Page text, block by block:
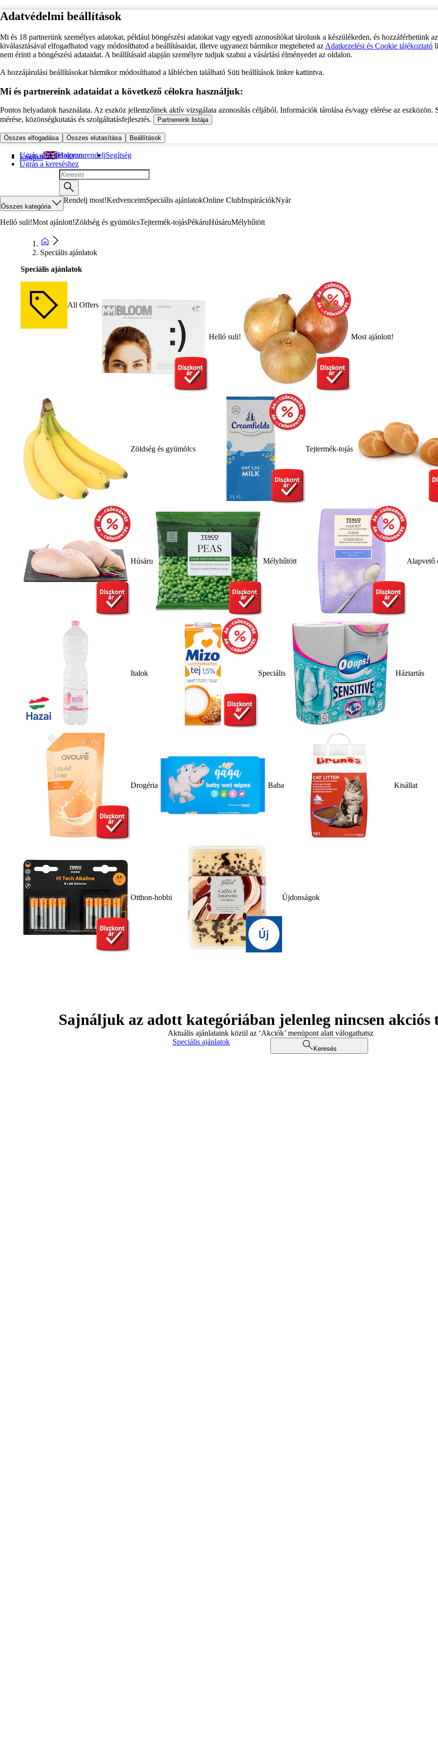
Adatvédelmi beállítások
Mi és 18 partnerünk személyes adatokat, például böngészési adatokat vagy egyedi azonosítókat tárolunk a készülékeden, és hozzáférhetünk
kiválasztásával elfogadhatod vagy módosíthatod a beállításaidat, illetve ugyanezt bármikor megteheted az Adatkezelési és Cookie tájékoztató
nem érinti a böngészési adataidat. A beállításaid alapján személyre tudjuk szabni a vásárlási élményedet az oldalon.
A hozzájárulási beállításokat bármikor módosíthatod a láblécben található Süti beállítások linkre kattintva.
Mi és partnereink adataidat a következő célokra használjuk:
Pontos helyadatok használata. Az eszköz jellemzőinek aktív vizsgálata azonosítás céljából. Információk tárolása és/vagy elérése az eszközön.
mérése, közönségkutatás és szolgáltatásfejlesztés.
Partnereink listája
Összes elfogadása Összes elutasítása Beállítások
Ugrás a fő tartalomra
Ugrás a kereséshez
English Hogyan rendeljSegítség
Összes kategória
Rendelj most!KedvenceimSpeciális ajánlatokOnline ClubInspirációkNyár
Helló suli!Most ajánlott!Zöldség és gyümölcsTejtermék-tojásPékáruHúsáruMélyhűtött
Speciális ajánlatok
Speciális ajánlatok
All Offers
Helló suli! Most ajánlott!
Zöldség és gyümölcs Tejtermék-tojás
Húsáru Mélyhűtött Alapvető
Italok Speciális Háztartás
Drogéria Baba Kisállat
Otthon-hobbi Újdonságok
Sajnáljuk az adott kategóriában jelenleg nincsen akciós
Aktuális ajánlataink közül az ‘Akciók’ menüpont alatt válogathatsz
Speciális ajánlatok
Keresés